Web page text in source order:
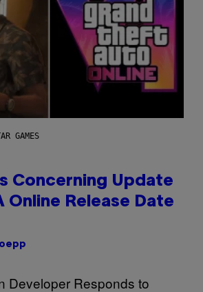
GAMES
Concerning Update
Online Release Date